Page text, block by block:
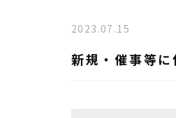
2023.07.15
新規・催事等